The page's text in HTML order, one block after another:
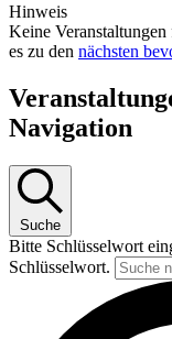
Hinweis
Keine
es zu den nächsten
Navigation
Suche
Bitte Schlüsselwort
Schlüsselwort.